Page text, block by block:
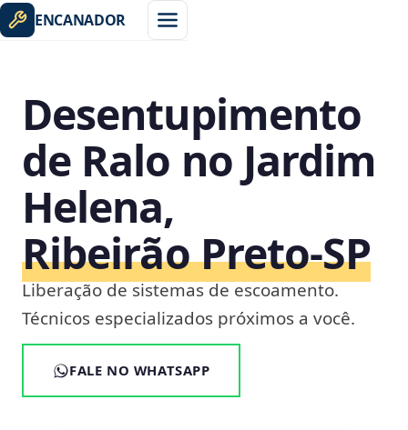
ENCANADOR
Desentupimento
de Ralo no Jardim
Helena,
Ribeirão Preto‑SP
Liberação de sistemas de escoamento.
Técnicos especializados próximos a você.
FALE NO WHATSAPP